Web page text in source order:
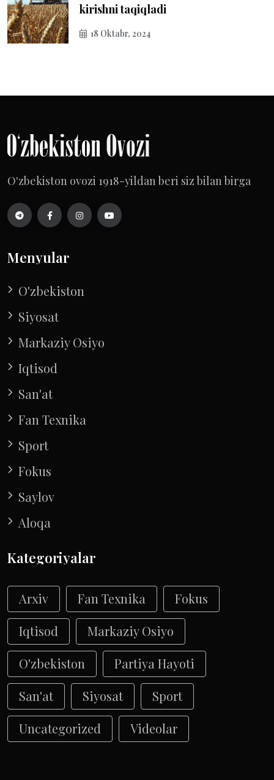
kirishni taqiqladi
18 Oktabr, 2024
O'zbekiston ovozi 1918-yildan beri siz bilan birga
Menyular
O'zbekiston
Siyosat
Markaziy Osiyo
Iqtisod
San'at
Fan Texnika
Sport
Fokus
Saylov
Aloqa
Kategoriyalar
Arxiv Fan Texnika
Fokus
Iqtisod
Markaziy Osiyo
O'zbekiston
Partiya Hayoti
San'at
Siyosat
Sport
Uncategorized
Videolar